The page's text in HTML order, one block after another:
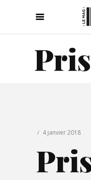
4 janvier 2018